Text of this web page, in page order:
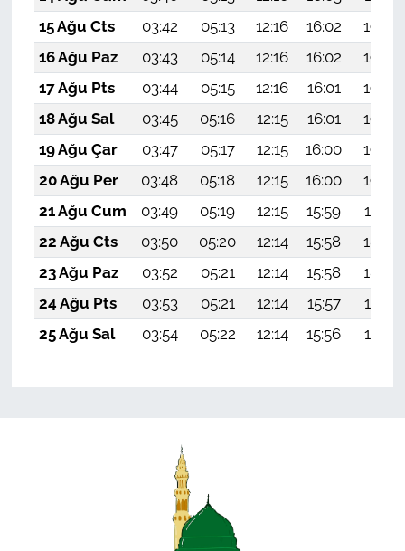
15 Ağu Cts
03:42 05:13 12:16 16:02
19:09
16 Ağu Paz
03:43 05:14 12:16 16:02
19:07
17 Ağu Pts
03:44 05:15 12:16 16:01
19:06
18 Ağu Sal
03:45 05:16 12:15 16:01
19:05
19 Ağu Çar
03:47 05:17 12:15 16:00
19:03
20 Ağu Per
03:48 05:18 12:15 16:00
19:02
21 Ağu Cum
03:49 05:19 12:15 15:59
19:01
22 Ağu Cts
03:50 05:20 12:14 15:58
18:59
23 Ağu Paz
03:52 05:21 12:14 15:58
18:58
24 Ağu Pts
03:53 05:21 12:14 15:57
18:57
25 Ağu Sal
03:54 05:22 12:14 15:56 18:55